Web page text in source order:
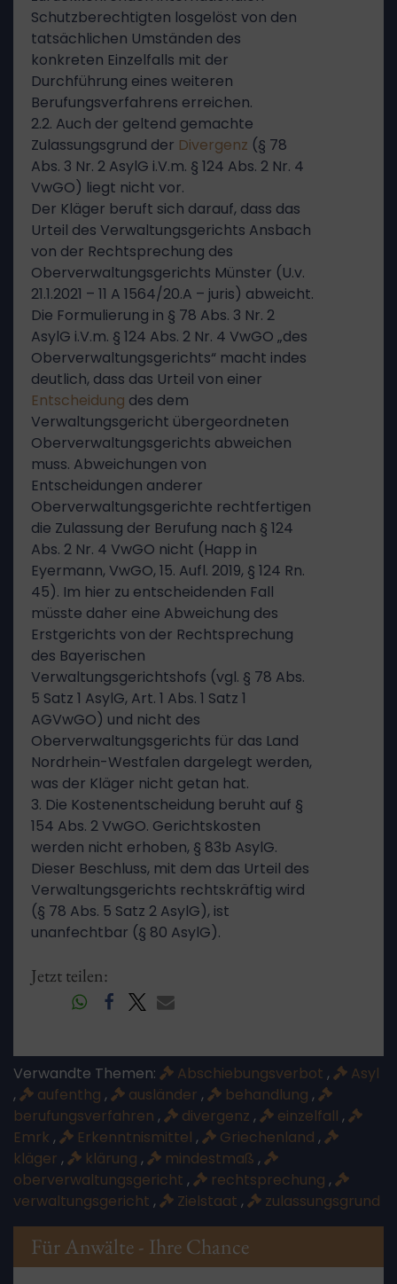
Schutzberechtigten losgelöst von den
tatsächlichen Umständen des
konkreten Einzelfalls mit der
Durchführung eines weiteren
Berufungsverfahrens erreichen.
2.2. Auch der geltend gemachte
Zulassungsgrund der Divergenz (§ 78
Abs. 3 Nr. 2 AsylG i.V.m. § 124 Abs. 2 Nr. 4
VwGO) liegt nicht vor.
Der Kläger beruft sich darauf, dass das
Urteil des Verwaltungsgerichts Ansbach
von der Rechtsprechung des
Oberverwaltungsgerichts Münster (U.v.
21.1.2021 – 11 A 1564/20.A – juris) abweicht.
Die Formulierung in § 78 Abs. 3 Nr. 2
AsylG i.V.m. § 124 Abs. 2 Nr. 4 VwGO „des
Oberverwaltungsgerichts“ macht indes
deutlich, dass das Urteil von einer
Entscheidung des dem
Verwaltungsgericht übergeordneten
Oberverwaltungsgerichts abweichen
muss. Abweichungen von
Entscheidungen anderer
Oberverwaltungsgerichte rechtfertigen
die Zulassung der Berufung nach § 124
Abs. 2 Nr. 4 VwGO nicht (Happ in
Eyermann, VwGO, 15. Aufl. 2019, § 124 Rn.
45). Im hier zu entscheidenden Fall
müsste daher eine Abweichung des
Erstgerichts von der Rechtsprechung
des Bayerischen
Verwaltungsgerichtshofs (vgl. § 78 Abs.
5 Satz 1 AsylG, Art. 1 Abs. 1 Satz 1
AGVwGO) und nicht des
Oberverwaltungsgerichts für das Land
Nordrhein-Westfalen dargelegt werden,
was der Kläger nicht getan hat.
3. Die Kostenentscheidung beruht auf §
154 Abs. 2 VwGO. Gerichtskosten
werden nicht erhoben, § 83b AsylG.
Dieser Beschluss, mit dem das Urteil des
Verwaltungsgerichts rechtskräftig wird
(§ 78 Abs. 5 Satz 2 AsylG), ist
unanfechtbar (§ 80 AsylG).
Jetzt teilen:
Verwandte Themen: Abschiebungsverbot ,
Asyl
,
aufenthg , ausländer , behandlung ,
berufungsverfahren , divergenz , einzelfall ,
Emrk , Erkenntnismittel , Griechenland ,
kläger , klärung , mindestmaß ,
oberverwaltungsgericht , rechtsprechung ,
verwaltungsgericht , Zielstaat , zulassungsgrund
Für Anwälte - Ihre Chance